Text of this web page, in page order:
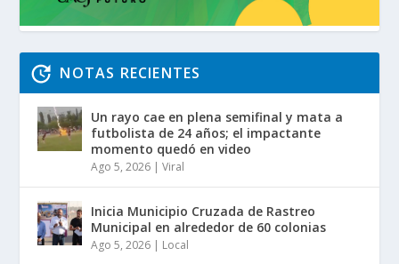
NOTAS RECIENTES
Un rayo cae en plena semifinal y mata a
futbolista de 24 años; el impactante
momento quedó en video
Ago 5, 2026 |Viral
Inicia Municipio Cruzada de Rastreo
Municipal en alrededor de 60 colonias
Ago 5, 2026 | Local